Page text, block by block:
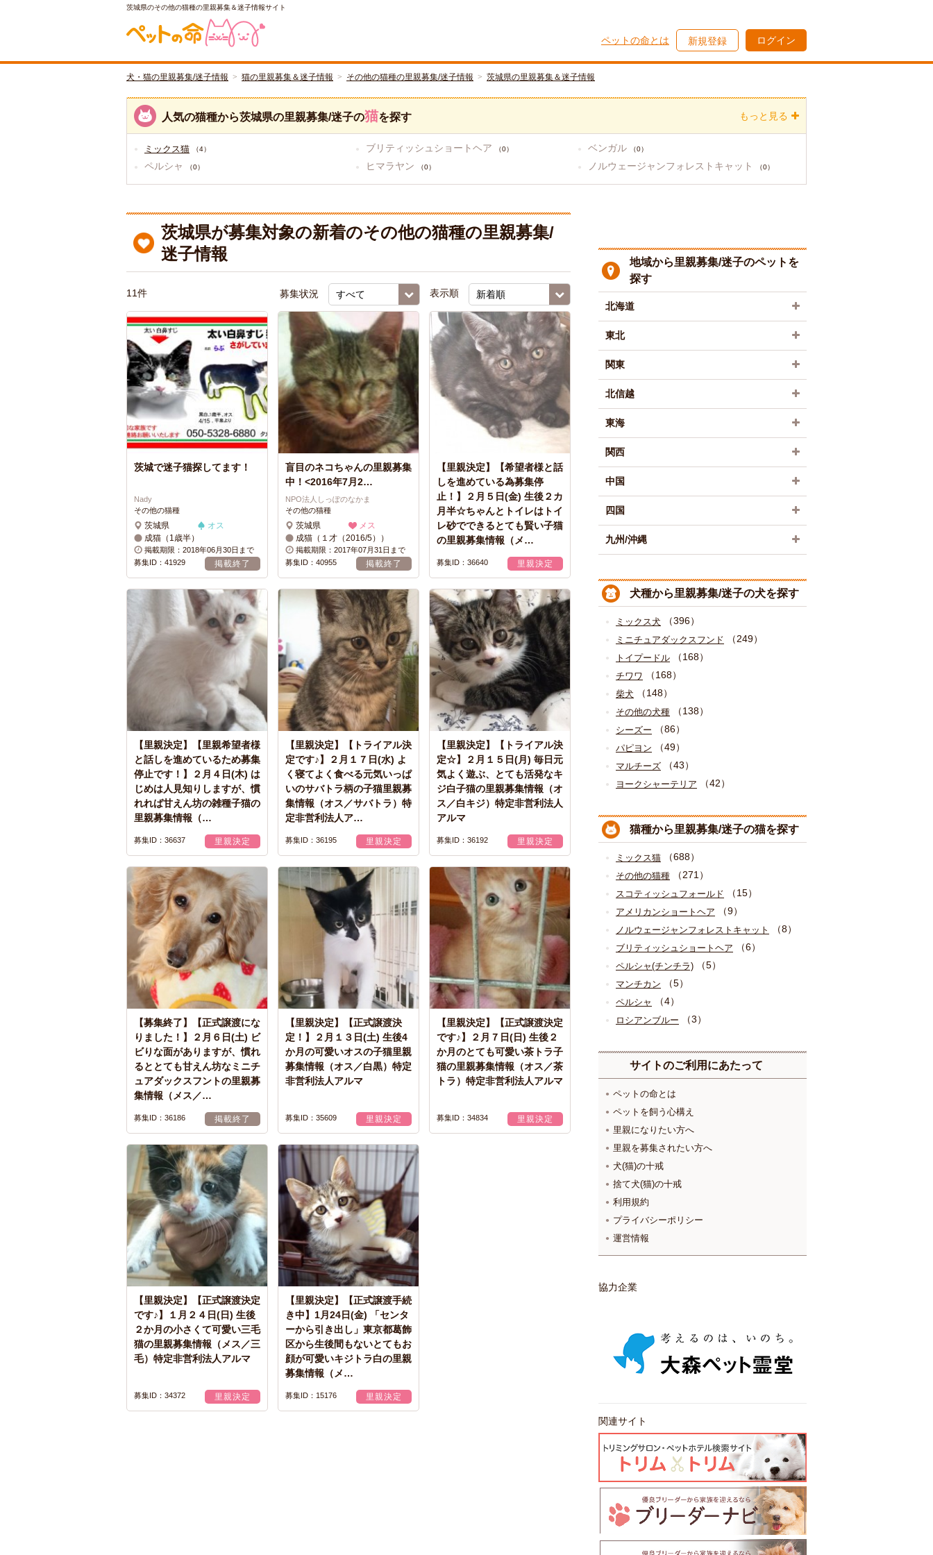
茨城県のその他の猫種の里親募集＆迷子情報サイト
ペットの命とは 新規登録 ログイン
犬・猫の里親募集/迷子情報 猫の里親募集＆迷子情報 その他の猫種の里親募集/迷子情報 茨城県の里親募集＆迷子情報
人気の猫種から茨城県の里親募集/迷子の猫を探す
ミックス猫 （4） ブリティッシュショートヘア （0） ベンガル （0）
ペルシャ （0） ヒマラヤン （0） ノルウェージャンフォレストキャット （0）
もっと見る
茨城県が募集対象の新着のその他の猫種の里親募集/
迷子情報
11件 募集状況 表示順
茨城で迷子猫探してます！
Nady
その他の猫種
茨城県
オス
成猫（1歳半）
掲載期限：2018年06月30日まで
募集ID：41929
掲載終了
盲目のネコちゃんの里親募集
中！<2016年7月2…
NPO法人しっぽのなかま
その他の猫種
茨城県
メス
成猫（１才（2016/5））
掲載期限：2017年07月31日まで
募集ID：40955
掲載終了
【里親決定】【希望者様と話
しを進めている為募集停
止！】２月５日(金) 生後２カ
月半☆ちゃんとトイレはトイ
レ砂でできるとても賢い子猫
の里親募集情報（メ…
募集ID：36640 里親決定
【里親決定】【里親希望者様
と話しを進めているため募集
停止です！】２月４日(木) は
じめは人見知りしますが、慣
れれば甘えん坊の雑種子猫の
里親募集情報（…
募集ID：36637 里親決定
【里親決定】【トライアル決
定です♪】２月１７日(水) よ
く寝てよく食べる元気いっぱ
いのサバトラ柄の子猫里親募
集情報（オス／サバトラ）特
定非営利法人ア…
募集ID：36195 里親決定
【里親決定】【トライアル決
定☆】２月１５日(月) 毎日元
気よく遊ぶ、とても活発なキ
ジ白子猫の里親募集情報（オ
ス／白キジ）特定非営利法人
アルマ
募集ID：36192 里親決定
【募集終了】【正式譲渡にな
りました！】２月６日(土) ビ
ビりな面がありますが、慣れ
るととても甘えん坊なミニチ
ュアダックスフントの里親募
集情報（メス／…
募集ID：36186 掲載終了
【里親決定】【正式譲渡決
定！】２月１３日(土) 生後4
か月の可愛いオスの子猫里親
募集情報（オス／白黒）特定
非営利法人アルマ
募集ID：35609 里親決定
【里親決定】【正式譲渡決定
です♪】２月７日(日) 生後２
か月のとても可愛い茶トラ子
猫の里親募集情報（オス／茶
トラ）特定非営利法人アルマ
募集ID：34834 里親決定
【里親決定】【正式譲渡決定
です♪】１月２４日(日) 生後
２か月の小さくて可愛い三毛
猫の里親募集情報（メス／三
毛）特定非営利法人アルマ
募集ID：34372 里親決定
【里親決定】【正式譲渡手続
き中】1月24日(金) 「センタ
ーから引き出し」東京都葛飾
区から生後間もないとてもお
顔が可愛いキジトラ白の里親
募集情報（メ…
募集ID：15176 里親決定
地域から里親募集/迷子のペットを
探す
北海道
東北
関東
北信越
東海
関西
中国
四国
九州/沖縄
犬種から里親募集/迷子の犬を探す
ミックス犬 （396）
ミニチュアダックスフンド （249）
トイプードル （168）
チワワ （168）
柴犬 （148）
その他の犬種 （138）
シーズー （86）
パピヨン （49）
マルチーズ （43）
ヨークシャーテリア （42）
猫種から里親募集/迷子の猫を探す
ミックス猫 （688）
その他の猫種 （271）
スコティッシュフォールド （15）
アメリカンショートヘア （9）
ノルウェージャンフォレストキャット （8）
ブリティッシュショートヘア （6）
ペルシャ(チンチラ) （5）
マンチカン （5）
ペルシャ （4）
ロシアンブルー （3）
サイトのご利用にあたって
ペットの命とは
ペットを飼う心構え
里親になりたい方へ
里親を募集されたい方へ
犬(猫)の十戒
捨て犬(猫)の十戒
利用規約
プライバシーポリシー
運営情報
協力企業
関連サイト